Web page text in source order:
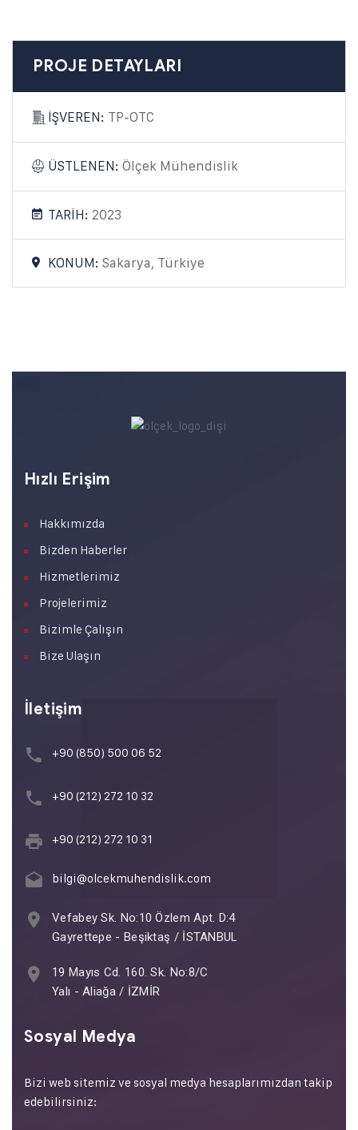
PROJE DETAYLARI
İŞVEREN: TP-OTC
ÜSTLENEN: Ölçek Mühendislik
TARİH: 2023
KONUM: Sakarya, Türkiye
Hızlı Erişim
Hakkımızda
Bizden Haberler
Hizmetlerimiz
Projelerimiz
Bizimle Çalışın
Bize Ulaşın
İletişim
+90 (850) 500 06 52
+90 (212) 272 10 32
+90 (212) 272 10 31
bilgi@olcekmuhendislik.com
Vefabey Sk. No:10 Özlem Apt. D:4
Gayrettepe - Beşiktaş / İSTANBUL
19 Mayıs Cd. 160. Sk. No:8/C
Yalı - Aliağa / İZMİR
Sosyal Medya
Bizi web sitemiz ve sosyal medya hesaplarımızdan takip
edebilirsiniz: